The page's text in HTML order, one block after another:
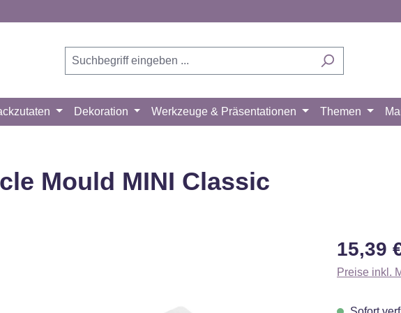
Dekoration Werkzeuge & Präsentationen Themen
Mould MINI Classic
Regulärer
15,39
Preise inkl.